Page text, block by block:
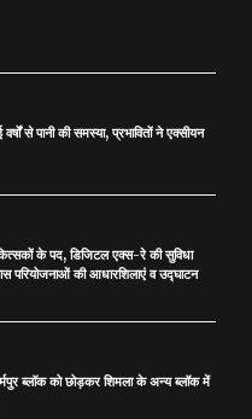
से पानी की समस्या, प्रभावितों ने एक्सीयन
के पद, डिजिटल एक्स-रे की सुविधा
परियोजनाओं की आधारशिलाएं व उद्घाटन
ब्लॉक को छोड़कर शिमला के अन्य ब्लॉक में